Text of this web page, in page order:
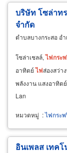
บริษัท โซล่าท
จำกัด
ตำบลบางกระสอ อ
โซล่าเชลล์,ไฟกระ
อาทิตย์ไฟส่องสว่า
พลังงาน แสงอาทิต
Lan
หมวดหมู่ :ไฟกระพ
อินเพลส เทค